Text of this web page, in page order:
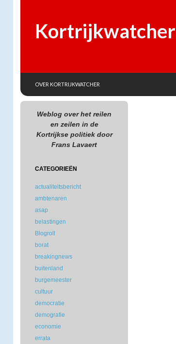
Kortrijkwatcher
OVER KORTRIJKWATCHER
Weblog over het reilen
en zeilen in de
Kortrijkse politiek door
Frans Lavaert
CATEGORIEËN
actualiteitsbericht
ambtenaren
asap
belastingen
Blogroll
borat
breakingnews
buitenland
burgemeester
cultuur
democratie
demografie
economie
errata